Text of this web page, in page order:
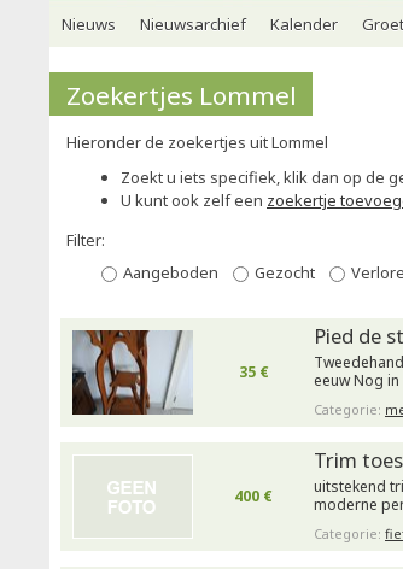
Nieuws Nieuwsarchief Kalender
Zoekertjes Lommel
Hieronder de zoekertjes uit Lommel
Zoekt u iets specifiek, klik dan op de
U kunt ook zelf een zoekertje
Filter:
Aangeboden
Gezocht
35 €
Pied de
eeuw Nog
Categorie:
400 €
Trim
uitstekend
moderne
Categorie: